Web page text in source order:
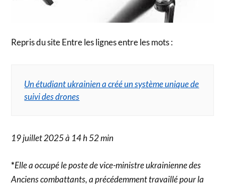
Repris du site Entre les lignes entre les mots :
Un étudiant ukrainien a créé un système unique de
suivi des drones
19 juillet 2025 à 14 h 52 min
*Elle a occupé le poste de vice-ministre ukrainienne des
Anciens combattants, a précédemment travaillé pour la